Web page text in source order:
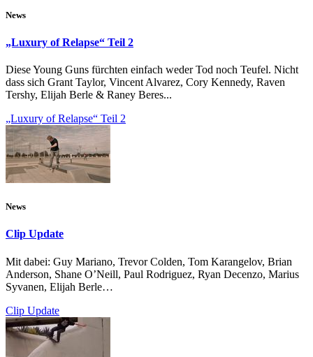
News
„Luxury of Relapse“ Teil 2
Diese Young Guns fürchten einfach weder Tod noch Teufel. Nicht
dass sich Grant Taylor, Vincent Alvarez, Cory Kennedy, Raven
Tershy, Elijah Berle & Raney Beres...
„Luxury of Relapse“ Teil 2
News
Clip Update
Mit dabei: Guy Mariano, Trevor Colden, Tom Karangelov, Brian
Anderson, Shane O’Neill, Paul Rodriguez, Ryan Decenzo, Marius
Syvanen, Elijah Berle…
Clip Update